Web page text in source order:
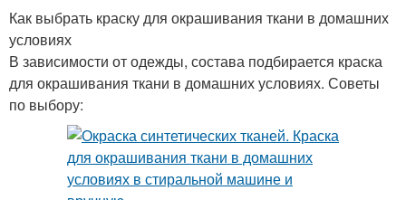
Как выбрать краску для окрашивания ткани в домашних
условиях
В зависимости от одежды, состава подбирается краска
для окрашивания ткани в домашних условиях. Советы
по выбору: